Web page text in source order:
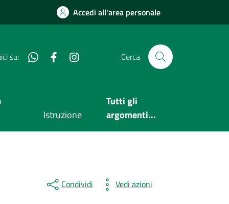
Accedi all'area personale
su: WhatsappFacebook Cerca
Istruzione
Tutti gli
argomenti...
Condividi Vedi azioni